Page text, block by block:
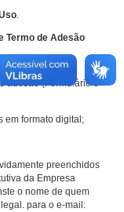
.
Termo de Adesão
adesão (Formulário e
em formato digital;
preenchidos
da Empresa
o nome de quem
para o e-mail: